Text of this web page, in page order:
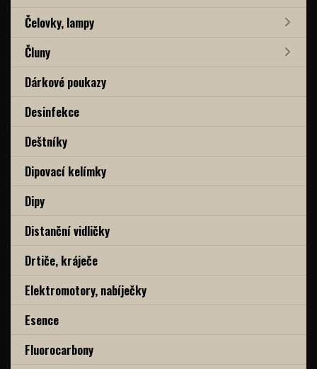
Čelovky, lampy
Čluny
Dárkové poukazy
Desinfekce
Deštníky
Dipovací kelímky
Dipy
Distanční vidličky
Drtiče, kráječe
Elektromotory, nabíječky
Esence
Fluorocarbony